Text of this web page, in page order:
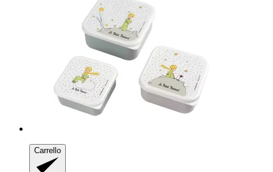
Carrello